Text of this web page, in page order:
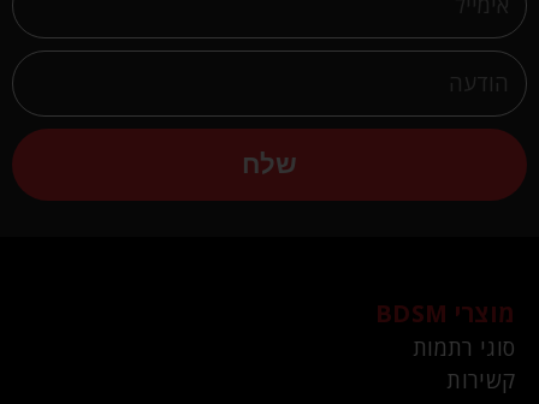
שלח
מוצרי BDSM
סוגי רתמות
קשירות